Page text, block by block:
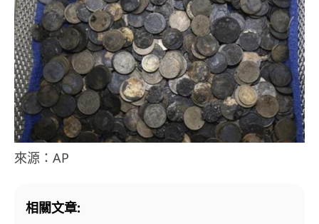
來源：AP
相關文章: